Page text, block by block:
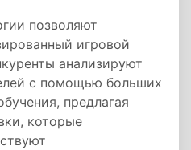
позволяют
игровой
анализируют
с помощью больших
предлагая
которые